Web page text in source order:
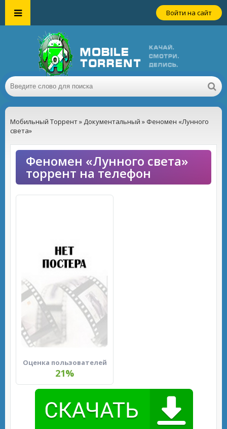
Войти на сайт
Мобильный Торрент» Документальный » Феномен «Лунного
света»
Феномен «Лунного света»
торрент на телефон
Оценка пользователей
21%